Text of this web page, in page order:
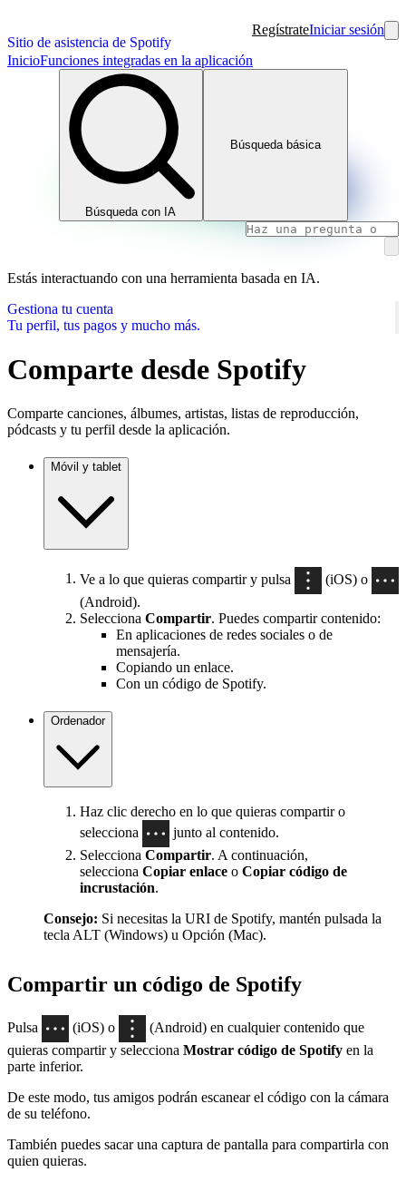
Sitio de asistencia de Spotify
RegístrateIniciar sesión
InicioFunciones integradas en la aplicación
Búsqueda con IA
Búsqueda básica
Estás interactuando con una herramienta basada en IA.
Gestiona tu cuenta
Tu perfil, tus pagos y mucho más.
Comparte desde Spotify
Comparte canciones, álbumes, artistas, listas de reproducción,
pódcasts y tu perfil desde la aplicación.
Móvil y tablet
Ve a lo que quieras compartir y pulsa
(iOS) o
(Android).
Selecciona Compartir. Puedes compartir contenido:
En aplicaciones de redes sociales o de
mensajería.
Copiando un enlace.
Con un código de Spotify.
Ordenador
Haz clic derecho en lo que quieras compartir o
selecciona
junto al contenido.
Selecciona Compartir. A continuación,
selecciona Copiar enlace o Copiar código de
incrustación.
Consejo: Si necesitas la URI de Spotify, mantén pulsada la
tecla ALT (Windows) u Opción (Mac).
Compartir un código de Spotify
Pulsa (iOS) o
(Android) en cualquier contenido que
quieras compartir y selecciona Mostrar código de Spotify en la
parte inferior.
De este modo, tus amigos podrán escanear el código con la cámara
de su teléfono.
También puedes sacar una captura de pantalla para compartirla con
quien quieras.